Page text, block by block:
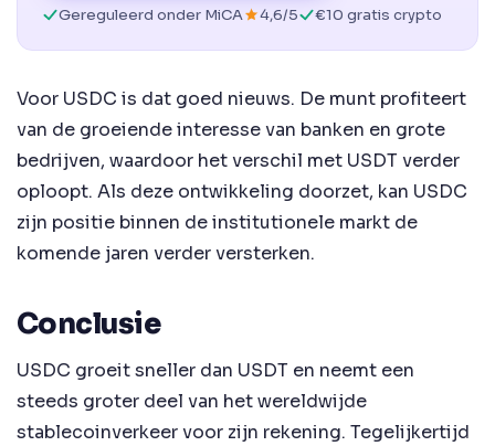
Gereguleerd onder MiCA 4,6/5 €10 gratis crypto
Voor USDC is dat goed nieuws. De munt profiteert
van de groeiende interesse van banken en grote
bedrijven, waardoor het verschil met USDT verder
oploopt. Als deze ontwikkeling doorzet, kan USDC
zijn positie binnen de institutionele markt de
komende jaren verder versterken.
Conclusie
USDC groeit sneller dan USDT en neemt een
steeds groter deel van het wereldwijde
stablecoinverkeer voor zijn rekening. Tegelijkertijd